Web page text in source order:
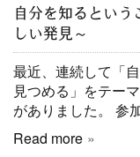
自分を知るとい
しい発見～
最近、連続して「
見つめる」をテー
がありました。 参
Read more